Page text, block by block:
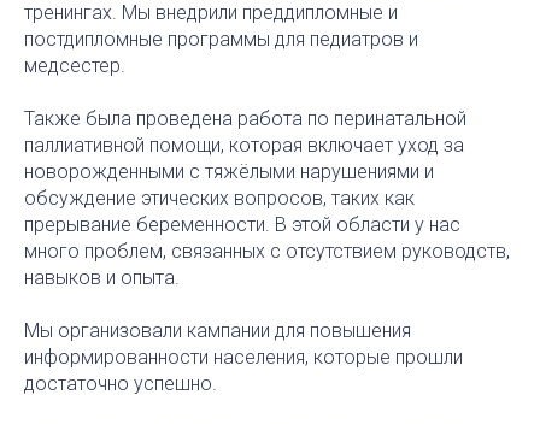
тренингах. Мы внедрили преддипломные и
постдипломные программы для педиатров и
медсестер.
Также была проведена работа по перинатальной
паллиативной помощи, которая включает уход за
новорожденными с тяжёлыми нарушениями и
обсуждение этических вопросов, таких как
прерывание беременности. В этой области у нас
много проблем, связанных с отсутствием руководств,
навыков и опыта.
Мы организовали кампании для повышения
информированности населения, которые прошли
достаточно успешно.